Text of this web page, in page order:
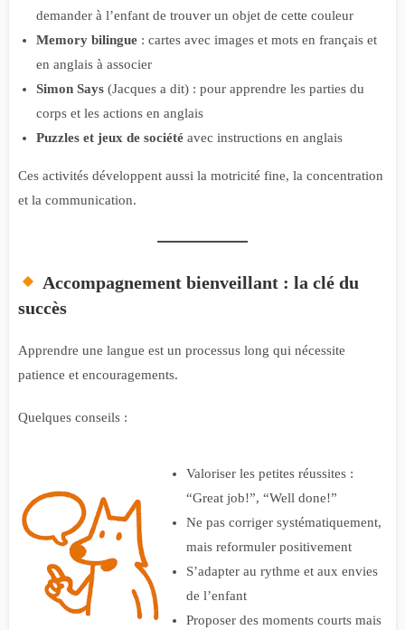
demander à l’enfant de trouver un objet de cette couleur
Memory bilingue : cartes avec images et mots en français et
en anglais à associer
Simon Says (Jacques a dit) : pour apprendre les parties du
corps et les actions en anglais
Puzzles et jeux de société avec instructions en anglais
Ces activités développent aussi la motricité fine, la concentration
et la communication.
Accompagnement bienveillant : la clé du
succès
Apprendre une langue est un processus long qui nécessite
patience et encouragements.
Quelques conseils :
Valoriser les petites réussites :
“Great job!”, “Well done!”
Ne pas corriger systématiquement,
mais reformuler positivement
S’adapter au rythme et aux envies
de l’enfant
Proposer des moments courts mais